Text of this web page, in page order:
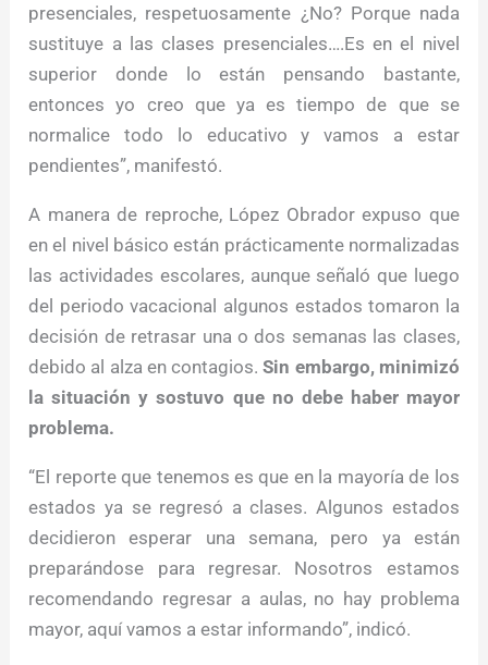
presenciales, respetuosamente ¿No? Porque nada
sustituye a las clases presenciales….Es en el nivel
superior donde lo están pensando bastante,
entonces yo creo que ya es tiempo de que se
normalice todo lo educativo y vamos a estar
pendientes”, manifestó.
A manera de reproche, López Obrador expuso que
en el nivel básico están prácticamente normalizadas
las actividades escolares, aunque señaló que luego
del periodo vacacional algunos estados tomaron la
decisión de retrasar una o dos semanas las clases,
debido al alza en contagios.Sin embargo, minimizó
la situación y sostuvo que no debe haber mayor
problema.
“El reporte que tenemos es que en la mayoría de los
estados ya se regresó a clases. Algunos estados
decidieron esperar una semana, pero ya están
preparándose para regresar. Nosotros estamos
recomendando regresar a aulas, no hay problema
mayor, aquí vamos a estar informando”, indicó.